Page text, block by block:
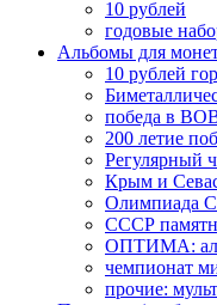
10 рублей
годовые
Альбомы для
10 рублей
победа в ВОВ
200 летие
Регулярный
Крым и
Олимпиада
СССР
ОПТИМА:
чемпионат
прочие: